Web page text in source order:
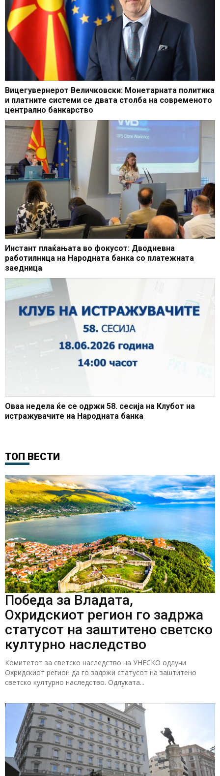
Вицегувернерот Величковски: Монетарната политика
и платните системи се двата столба на современото
централно банкарство
Инстант плаќањата во фокусот: Дводневна
работилница на Народната банка со платежната
заедница
Оваа недела ќе се одржи 58. сесија на Клубот на
истражувачите на Народната банка
ТОП ВЕСТИ
Победа за Владата,
Охридскиот регион го задржа
статусот на заштитено светско
културно наследство
Комитетот за светско наследство на УНЕСКО одлучи
Охридскиот регион да го задржи статусот на заштитено
светско културно наследство. Одлуката...